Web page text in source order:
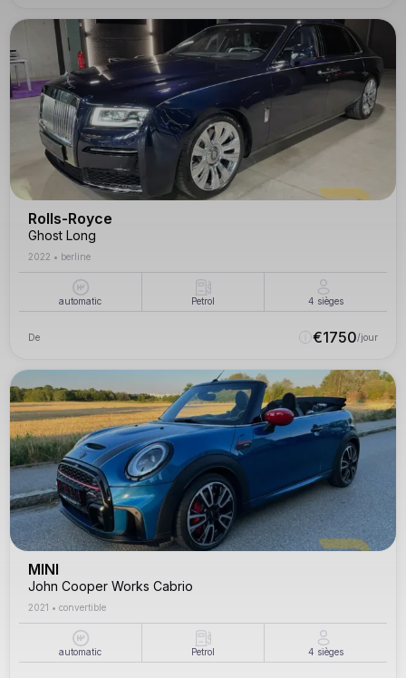
Rolls-Royce
Ghost Long
2022 • berline
automatic Petrol 4 sièges
De €1750/jour
MINI
John Cooper Works Cabrio
2021 • convertible
automatic Petrol 4 sièges